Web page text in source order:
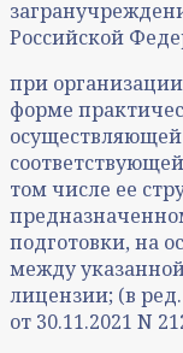
Российской
при
форме
том числе ее
подготовки, на
между
лицензии; (в
от 30.11.2021 N